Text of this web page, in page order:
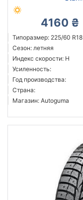
4160 ₴
Типоразмер: 225/60 R18
Сезон: летняя
Индекс скорости: H
Усиленность:
Год производства:
Страна:
Магазин: Autoguma